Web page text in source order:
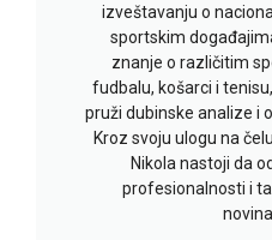
izveštavanju o
sportskim
znanje o različitim
fudbalu, košarci i
pruži dubinske analize i
Kroz svoju ulogu na
Nikola nastoji da
profesionalnosti i